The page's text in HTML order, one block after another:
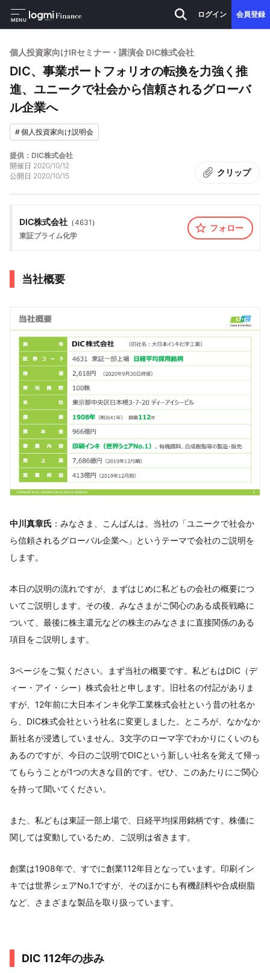
MENU
ログイン 会員登録
個人投資家向けIRセミナー・講演会 DIC株式会社
DIC、事業ポートフォリオの転換を力強く推
進、ユニークで社会から信頼されるグローバ
ル企業へ
#個人投資家向け説明会
提供：DIC株式会社
開催日 2020/10/12
公開日 2020/10/15 クリップ
DIC株式会社 （4631 ）
東証プライム化学
フォロー
当社概要
中川真章氏 ：みなさま、こんばんは。当社の「ユニークで社会か
ら信頼されるグローバル企業へ」というテーマで会社のご説明を
します。
本日の説明の流れですが、まずはじめに私どもの会社の概要につ
いてご説明します。その後、みなさまがご関心のある成長戦略に
ついて、最後に株主還元などの株主のみなさまに直接関係のある
項目をご説明します。
3ページをご覧ください。まず当社の概要です。私どもはDIC（デ
ィー・アイ・シー）株式会社と申します。旧社名の付記がありま
すが、12年前に大日本インキ化学工業株式会社という昔の社名か
ら、DIC株式会社という社名に変更しました。ところが、なかなか
新社名が浸透していません。3文字のローマ字でわかりにくいのも
あるのですが、今日のご説明でDICという新しい社名を覚えて帰っ
てもらうことが1つの大きな目的です。ぜひ、このあたりにご関心
を持って聞いてください。
また、私どもは東証一部上場で、日経平均採用銘柄です。株価に
関しては変動しているため、ご説明は省きます。
創業は1908年で、すでに創業112年目となっています。印刷イン
キでは世界シェアNo.1ですが、そのほかにも有機顔料や合成樹脂
など、さまざまな製品を取り扱っています。
DIC 112年の歩み